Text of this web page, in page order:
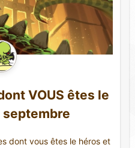
VOUS êtes le
septembre
dont vous êtes le héros et